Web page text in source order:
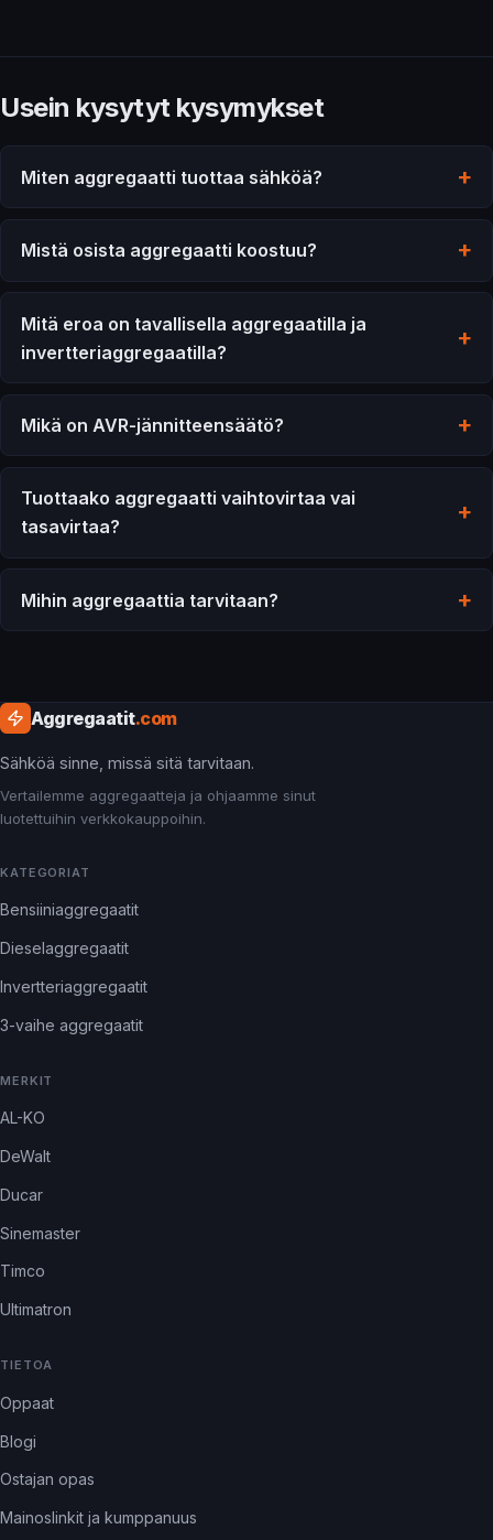
Usein kysytyt kysymykset
Miten aggregaatti tuottaa sähköä?
Mistä osista aggregaatti koostuu?
Mitä eroa on tavallisella aggregaatilla ja
invertteriaggregaatilla?
Mikä on AVR-jännitteensäätö?
Tuottaako aggregaatti vaihtovirtaa vai
tasavirtaa?
Mihin aggregaattia tarvitaan?
Aggregaatit.com
Sähköä sinne, missä sitä tarvitaan.
Vertailemme aggregaatteja ja ohjaamme sinut
luotettuihin verkkokauppoihin.
KATEGORIAT
Bensiiniaggregaatit
Dieselaggregaatit
Invertteriaggregaatit
3-vaihe aggregaatit
MERKIT
AL-KO
DeWalt
Ducar
Sinemaster
Timco
Ultimatron
TIETOA
Oppaat
Blogi
Ostajan opas
Mainoslinkit ja kumppanuus